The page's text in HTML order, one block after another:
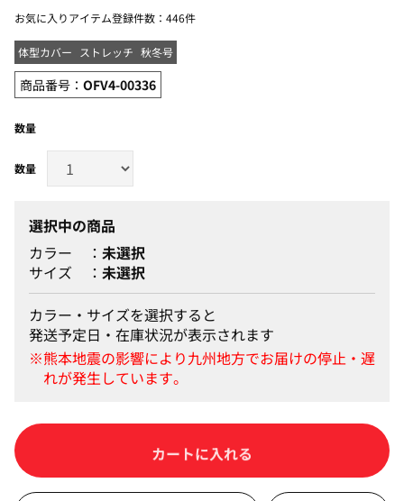
お気に入りアイテム登録件数： 446件
体型カバー ストレッチ 秋冬号
商品番号： OFV4-00336
数量
選択中の商品
カラー
未選択
サイズ
未選択
カラー・サイズを選択すると
発送予定日・在庫状況が表示されます
カートに入れる